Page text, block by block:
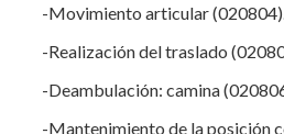
-Movimiento articular
-Realización del traslado
-Deambulación: camina
-Mantenimiento de la posición